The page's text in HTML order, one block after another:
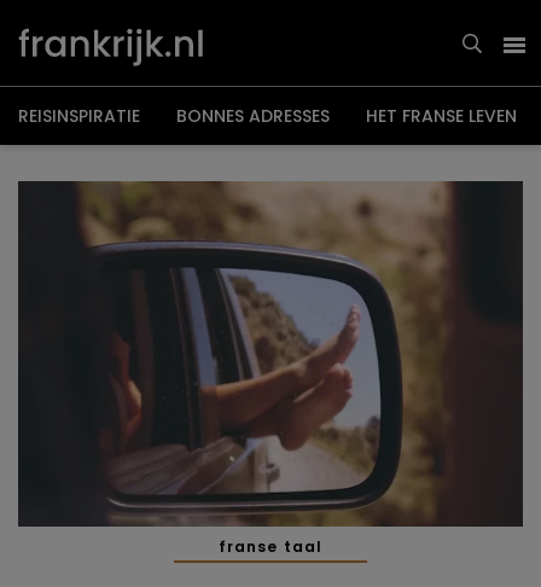
naar
inhoud
REISINSPIRATIE BONNES ADRESSES HET FRANSE LEVEN
franse taal